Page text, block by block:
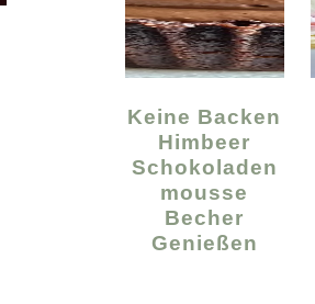
Keine Backen
Himbeer
Schokoladen
Mousse
Becher
Genießen